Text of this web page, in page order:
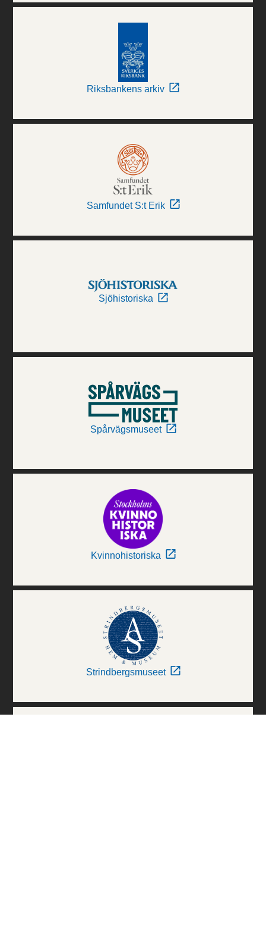
Riksbankens arkiv
Samfundet S:t Erik
Sjöhistoriska
Spårvägsmuseet
Kvinnohistoriska
Strindbergsmuseet